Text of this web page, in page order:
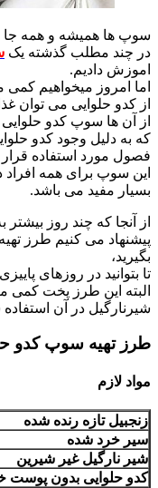
سوپ ها همیشه و همه جا
در چند مطلب گذشته یک
اموزش دادیم.
اما امروز میخواهیم
از کدو حلوایی می توان
از آن ها سوپ کدو
که به دلیل وجود کدو
فصول مورد استفاده
این سوپ برای همه افراد
بسیار مفید می باشد.
از آنجا که چند روز بیشتر
پیشنهاد می کنیم طرز
بگیرید،
تا بتوانید در روزهای
البته این طرز پخت کمی
شیرنارگیل در آن
طرز تهیه سوپ کدو
مواد لازم
زنجبیل تازه رنده شده
سیر خرد شده
شیر نارگیل غیر شیرین
کدو حلوایی بدون پوست